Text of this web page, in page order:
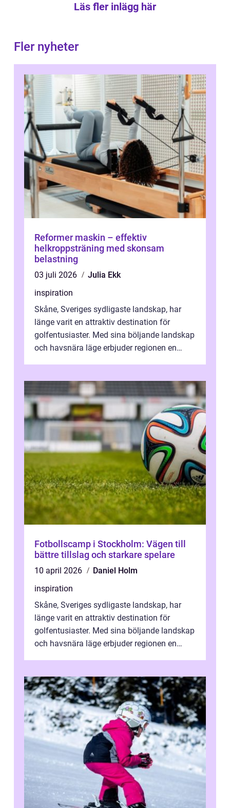
Läs fler inlägg här
Fler nyheter
Reformer maskin – effektiv
helkroppsträning med skonsam
belastning
03 juli 2026
Julia Ekk
inspiration
Skåne, Sveriges sydligaste landskap, har
länge varit en attraktiv destination för
golfentusiaster. Med sina böljande landskap
och havsnära läge erbjuder regionen en
Fotbollscamp i Stockholm: Vägen till
bättre tillslag och starkare spelare
10 april 2026
Daniel Holm
inspiration
Skåne, Sveriges sydligaste landskap, har
länge varit en attraktiv destination för
golfentusiaster. Med sina böljande landskap
och havsnära läge erbjuder regionen en